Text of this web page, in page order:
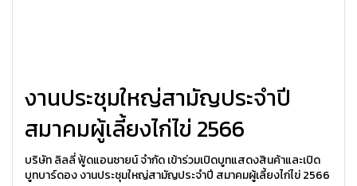
งานประชุมใหญ่สามัญประจำปี
สมาคมผู้เลี้ยงไก่ไข่ 2566
บริษัท ลิลลี่ ฟู้ดแอนซายน์ จำกัด เข้าร่วมเปิดบูทแสดงสินค้าและเปิด
บูทบาร์ดอง งานประชุมใหญ่สามัญประจำปี สมาคมผู้เลี้ยงไก่ไข่ 2566